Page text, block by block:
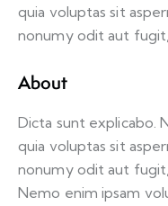
quia voluptas sit
nonumy odit aut
About
Dicta sunt explicabo.
quia voluptas sit
nonumy odit aut
Nemo enim ipsam